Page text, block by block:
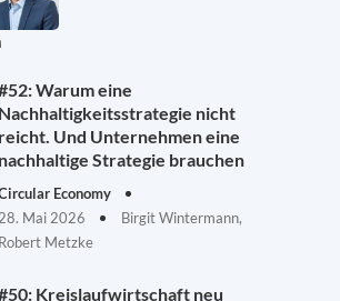
Warum eine
Nachhaltigkeitsstrategie nicht
reicht. Und Unternehmen eine
nachhaltige Strategie brauchen
Economy
28. Mai 2026
Birgit Wintermann,
Robert Metzke
Kreislaufwirtschaft neu